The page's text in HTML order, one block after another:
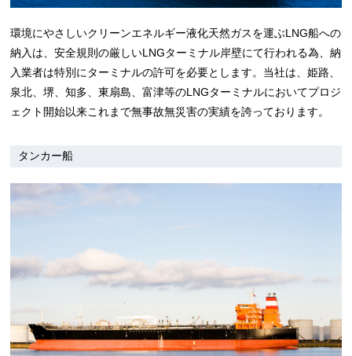
環境にやさしいクリーンエネルギー液化天然ガスを運ぶLNG船への
納入は、安全規則の厳しいLNGターミナル岸壁にて行われる為、納
入業者は特別にターミナルの許可を必要とします。当社は、姫路、
泉北、堺、知多、東扇島、富津等のLNGターミナルにおいてプロジ
ェクト開始以来これまで無事故無災害の実績を誇っております。
タンカー船